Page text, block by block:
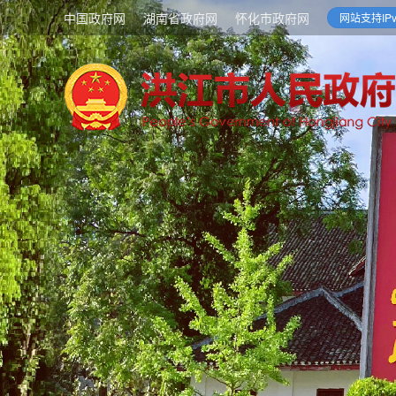
中国政府网 湖南省政府网 怀化市政府网 网站支持